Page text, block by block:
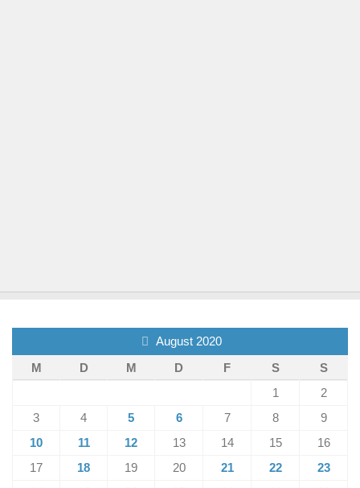
August 2020
M
D M D F S
S
1
2
3
4 5 6 7 8
9
10
11 12 13 14 15
16
17
18 19 20 21 22
23